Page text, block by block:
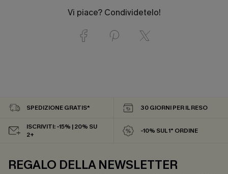
Vi piace? Condividetelo!
SPEDIZIONE GRATIS* 30 GIORNI PER IL RESO
ISCRIVITI: -15% | 20% SU
2+
-10% SUL 1° ORDINE
REGALO DELLA NEWSLETTER